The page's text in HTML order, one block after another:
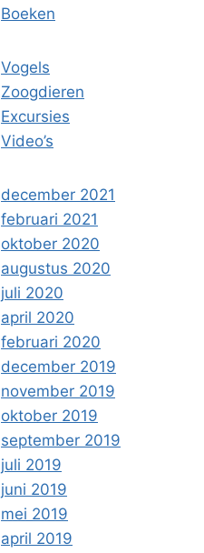
Boeken
Vogels
Zoogdieren
Excursies
Video’s
december 2021
februari 2021
oktober 2020
augustus 2020
juli 2020
april 2020
februari 2020
december 2019
november 2019
oktober 2019
september 2019
juli 2019
juni 2019
mei 2019
april 2019